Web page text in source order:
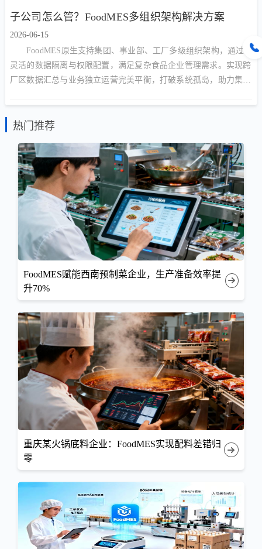
子公司怎么管？FoodMES多组织架构解决方案
2026-06-15
FoodMES原生支持集团、事业部、工厂多级组织架构，通过
灵活的数据隔离与权限配置，满足复杂食品企业管理需求。实现跨
厂区数据汇总与业务独立运营完美平衡，打破系统孤岛，助力集团
热门推荐
FoodMES赋能西南预制菜企业，生产准备效率提
升70%
重庆某火锅底料企业：FoodMES实现配料差错归
零